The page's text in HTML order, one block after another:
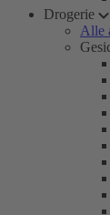
Drogerie
Alle